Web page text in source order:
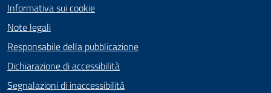
Informativa sui cookie
Note legali
Responsabile della pubblicazione
Dichiarazione di accessibilità
Segnalazioni di inaccessibilità